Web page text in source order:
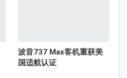
波音737 Max客机重获美
国适航认证